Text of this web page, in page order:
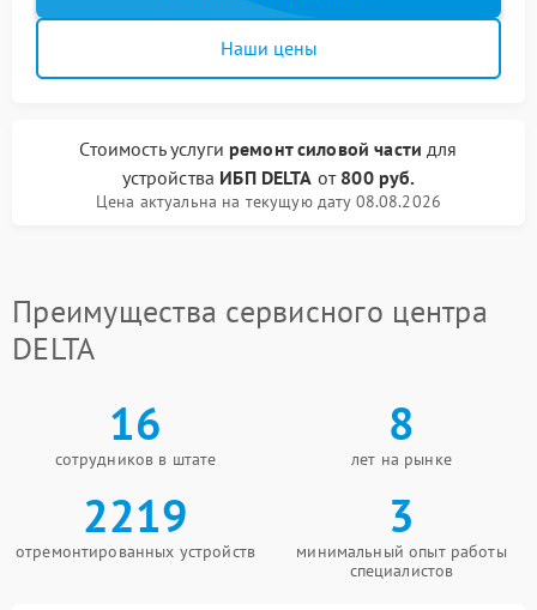
Наши цены
Стоимость услуги ремонт силовой части для
устройства ИБП DELTA от 800 руб.
Цена актуальна на текущую дату 08.08.2026
Преимущества сервисного центра
DELTA
16
сотрудников в штате
8
лет на рынке
2219
отремонтированных устройств
3
минимальный опыт работы
специалистов